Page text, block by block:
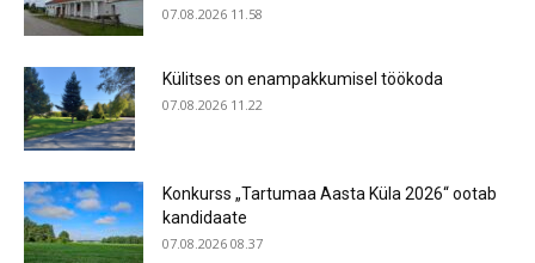
07.08.2026 11.58
Külitses on enampakkumisel töökoda
07.08.2026 11.22
Konkurss „Tartumaa Aasta Küla 2026“ ootab
kandidaate
07.08.2026 08.37